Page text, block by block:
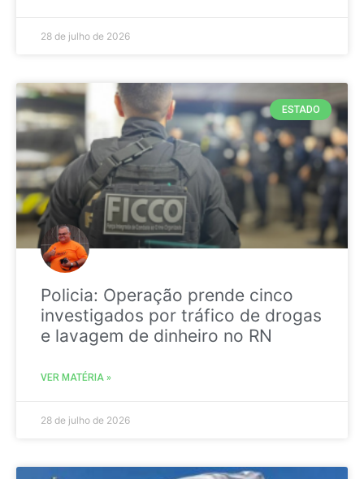
28 de julho de 2026
ESTADO
Policia: Operação prende cinco
investigados por tráfico de drogas
e lavagem de dinheiro no RN
VER MATÉRIA »
28 de julho de 2026